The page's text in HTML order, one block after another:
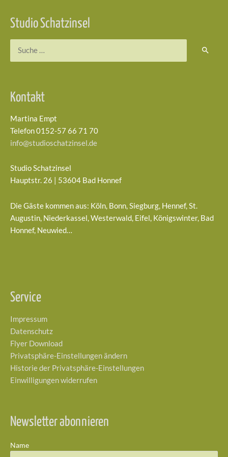
Studio Schatzinsel
Kontakt
Martina Empt
Telefon 0152-57 66 71 70
info@studioschatzinsel.de
Studio Schatzinsel
Hauptstr. 26 | 53604 Bad Honnef
Die Gäste kommen aus: Köln, Bonn, Siegburg, Hennef, St.
Augustin, Niederkassel, Westerwald, Eifel, Königswinter, Bad
Honnef, Neuwied…
Service
Impressum
Datenschutz
Flyer Download
Privatsphäre-Einstellungen ändern
Historie der Privatsphäre-Einstellungen
Einwilligungen widerrufen
Newsletter abonnieren
Name